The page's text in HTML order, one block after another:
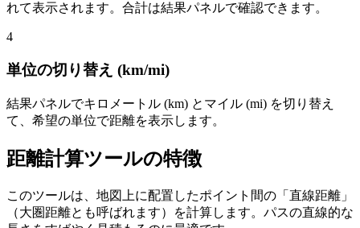
れて表示されます。合計は結果パネルで確認できます。
4
単位の切り替え (km/mi)
結果パネルでキロメートル (km) とマイル (mi) を切り替え
て、希望の単位で距離を表示します。
距離計算ツールの特徴
このツールは、地図上に配置したポイント間の「直線距離」
（大圏距離とも呼ばれます）を計算します。パスの直線的な